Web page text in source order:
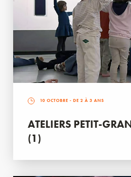
10 OCTOBRE - DE 2 À 3 ANS
ATELIERS PETIT-
(1)